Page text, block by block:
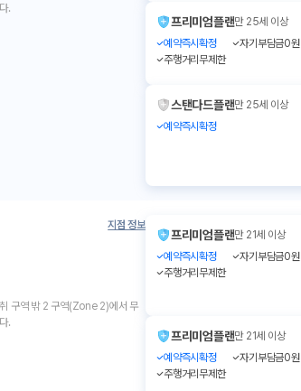
.
프리미엄플랜만 25세 이상
예약즉시확정
자기부담금0원
주행거리무제한
스탠다드플랜만 25세 이상
예약즉시확정
지점 정보
구역 밖 2 구역(Zone 2)에서 무
.
프리미엄플랜만 21세 이상
예약즉시확정
자기부담금0원
주행거리무제한
프리미엄플랜만 21세 이상
예약즉시확정
자기부담금0원
주행거리무제한